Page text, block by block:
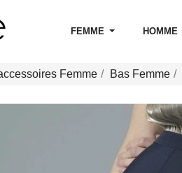
FEMME HOMME
Femme Bas Femme